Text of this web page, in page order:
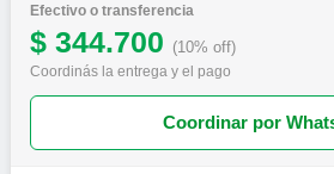
Efectivo o transferencia
$ 344.700 (10% off)
Coordinás la entrega y el pago
Coordinar por